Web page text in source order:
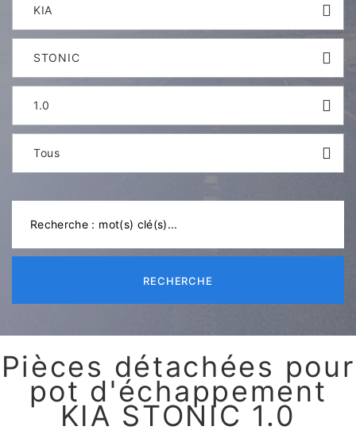
KIA
STONIC
1.0
Tous
RECHERCHE
Pièces détachées pour
pot d'échappement
KIA STONIC 1.0